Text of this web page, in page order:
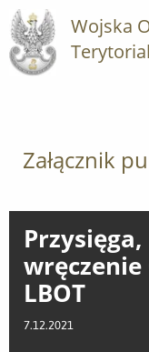
Wojska
Załącznik
wręczenie
LBOT
7.12.2021